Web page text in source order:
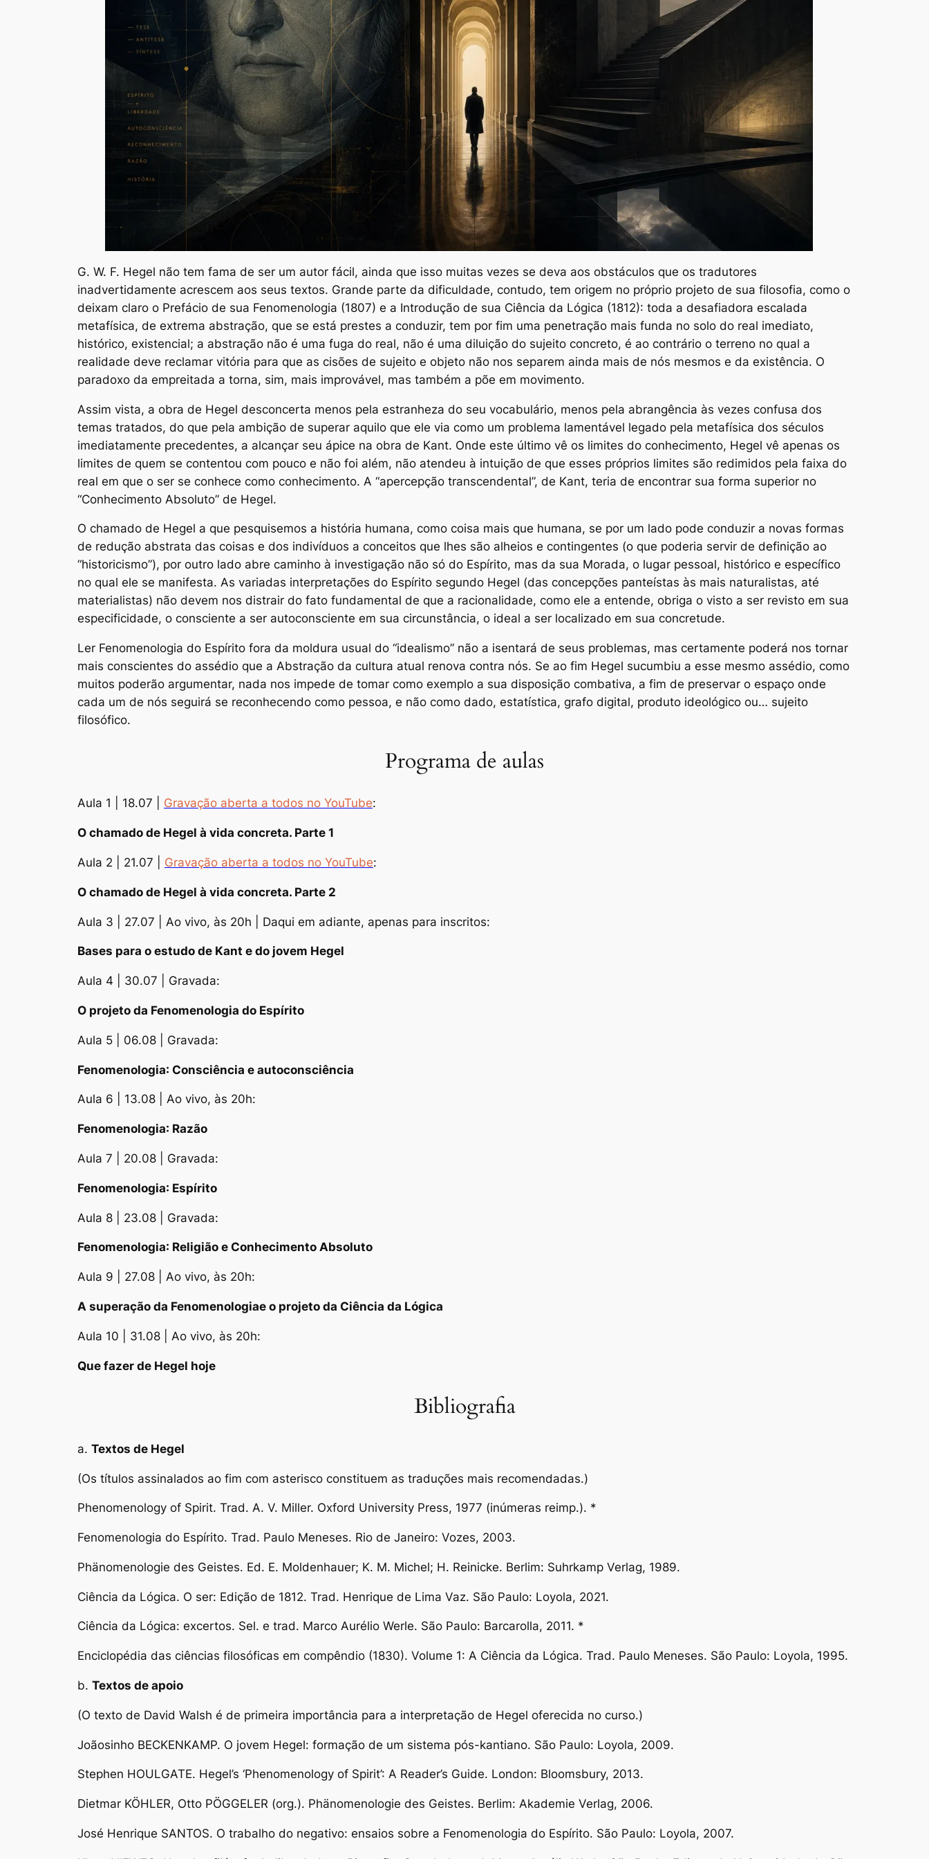
G. W. F. Hegel não tem fama de ser um autor fácil, ainda que isso muitas vezes se deva aos obstáculos que os tradutores
inadvertidamente acrescem aos seus textos. Grande parte da dificuldade, contudo, tem origem no próprio projeto de sua filosofia, como o
deixam claro o Prefácio de sua Fenomenologia (1807) e a Introdução de sua Ciência da Lógica (1812): toda a desafiadora escalada
metafísica, de extrema abstração, que se está prestes a conduzir, tem por fim uma penetração mais funda no solo do real imediato,
histórico, existencial; a abstração não é uma fuga do real, não é uma diluição do sujeito concreto, é ao contrário o terreno no qual a
realidade deve reclamar vitória para que as cisões de sujeito e objeto não nos separem ainda mais de nós mesmos e da existência. O
paradoxo da empreitada a torna, sim, mais improvável, mas também a põe em movimento.
Assim vista, a obra de Hegel desconcerta menos pela estranheza do seu vocabulário, menos pela abrangência às vezes confusa dos
temas tratados, do que pela ambição de superar aquilo que ele via como um problema lamentável legado pela metafísica dos séculos
imediatamente precedentes, a alcançar seu ápice na obra de Kant. Onde este último vê os limites do conhecimento, Hegel vê apenas os
limites de quem se contentou com pouco e não foi além, não atendeu à intuição de que esses próprios limites são redimidos pela faixa do
real em que o ser se conhece como conhecimento. A “apercepção transcendental”, de Kant, teria de encontrar sua forma superior no
“Conhecimento Absoluto” de Hegel.
O chamado de Hegel a que pesquisemos a história humana, como coisa mais que humana, se por um lado pode conduzir a novas formas
de redução abstrata das coisas e dos indivíduos a conceitos que lhes são alheios e contingentes (o que poderia servir de definição ao
“historicismo”), por outro lado abre caminho à investigação não só do Espírito, mas da sua Morada, o lugar pessoal, histórico e específico
no qual ele se manifesta. As variadas interpretações do Espírito segundo Hegel (das concepções panteístas às mais naturalistas, até
materialistas) não devem nos distrair do fato fundamental de que a racionalidade, como ele a entende, obriga o visto a ser revisto em sua
especificidade, o consciente a ser autoconsciente em sua circunstância, o ideal a ser localizado em sua concretude.
Ler Fenomenologia do Espírito fora da moldura usual do “idealismo” não a isentará de seus problemas, mas certamente poderá nos tornar
mais conscientes do assédio que a Abstração da cultura atual renova contra nós. Se ao fim Hegel sucumbiu a esse mesmo assédio, como
muitos poderão argumentar, nada nos impede de tomar como exemplo a sua disposição combativa, a fim de preservar o espaço onde
cada um de nós seguirá se reconhecendo como pessoa, e não como dado, estatística, grafo digital, produto ideológico ou… sujeito
filosófico.
Programa de aulas
Aula 1 | 18.07 | Gravação aberta a todos no YouTube:
O chamado de Hegel à vida concreta. Parte 1
Aula 2 | 21.07 | Gravação aberta a todos no YouTube:
O chamado de Hegel à vida concreta. Parte 2
Aula 3 | 27.07 | Ao vivo, às 20h | Daqui em adiante, apenas para inscritos:
Bases para o estudo de Kant e do jovem Hegel
Aula 4 | 30.07 | Gravada:
O projeto da Fenomenologia do Espírito
Aula 5 | 06.08 | Gravada:
Fenomenologia: Consciência e autoconsciência
Aula 6 | 13.08 | Ao vivo, às 20h:
Fenomenologia: Razão
Aula 7 | 20.08 | Gravada:
Fenomenologia: Espírito
Aula 8 | 23.08 | Gravada:
Fenomenologia: Religião e Conhecimento Absoluto
Aula 9 | 27.08 | Ao vivo, às 20h:
A superação da Fenomenologiae o projeto da Ciência da Lógica
Aula 10 | 31.08 | Ao vivo, às 20h:
Que fazer de Hegel hoje
Bibliografia
a. Textos de Hegel
(Os títulos assinalados ao fim com asterisco constituem as traduções mais recomendadas.)
Phenomenology of Spirit. Trad. A. V. Miller. Oxford University Press, 1977 (inúmeras reimp.). *
Fenomenologia do Espírito. Trad. Paulo Meneses. Rio de Janeiro: Vozes, 2003.
Phänomenologie des Geistes. Ed. E. Moldenhauer; K. M. Michel; H. Reinicke. Berlim: Suhrkamp Verlag, 1989.
Ciência da Lógica. O ser: Edição de 1812. Trad. Henrique de Lima Vaz. São Paulo: Loyola, 2021.
Ciência da Lógica: excertos. Sel. e trad. Marco Aurélio Werle. São Paulo: Barcarolla, 2011. *
Enciclopédia das ciências filosóficas em compêndio (1830). Volume 1: A Ciência da Lógica. Trad. Paulo Meneses. São Paulo: Loyola, 1995.
b. Textos de apoio
(O texto de David Walsh é de primeira importância para a interpretação de Hegel oferecida no curso.)
Joãosinho BECKENKAMP. O jovem Hegel: formação de um sistema pós-kantiano. São Paulo: Loyola, 2009.
Stephen HOULGATE. Hegel’s ‘Phenomenology of Spirit’: A Reader’s Guide. London: Bloomsbury, 2013.
Dietmar KÖHLER, Otto PÖGGELER (org.). Phänomenologie des Geistes. Berlim: Akademie Verlag, 2006.
José Henrique SANTOS. O trabalho do negativo: ensaios sobre a Fenomenologia do Espírito. São Paulo: Loyola, 2007.